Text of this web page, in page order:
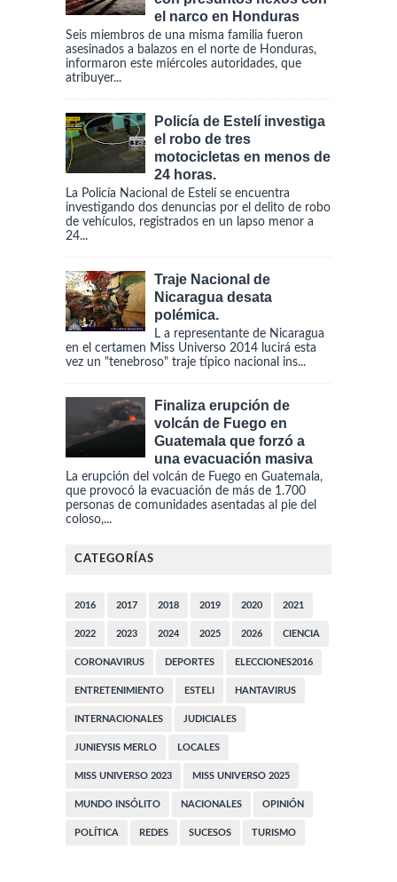
el narco en Honduras
Seis miembros de una misma familia fueron
asesinados a balazos en el norte de Honduras,
informaron este miércoles autoridades, que
atribuyer...
Policía de Estelí investiga
el robo de tres
motocicletas en menos de
24 horas.
La Policía Nacional de Estelí se encuentra
investigando dos denuncias por el delito de robo
de vehículos, registrados en un lapso menor a
24...
Traje Nacional de
Nicaragua desata
polémica.
L a representante de Nicaragua
en el certamen Miss Universo 2014 lucirá esta
vez un "tenebroso" traje típico nacional ins...
Finaliza erupción de
volcán de Fuego en
Guatemala que forzó a
una evacuación masiva
La erupción del volcán de Fuego en Guatemala,
que provocó la evacuación de más de 1.700
personas de comunidades asentadas al pie del
coloso,...
CATEGORÍAS
2016 2017 2018 2019 2020 2021
2022 2023 2024 2025 2026 CIENCIA
CORONAVIRUS DEPORTES ELECCIONES2016
ENTRETENIMIENTO ESTELI HANTAVIRUS
INTERNACIONALES JUDICIALES
JUNIEYSIS MERLO LOCALES
MISS UNIVERSO 2023 MISS UNIVERSO 2025
MUNDO INSÓLITO NACIONALES OPINIÓN
POLÍTICA REDES SUCESOS TURISMO